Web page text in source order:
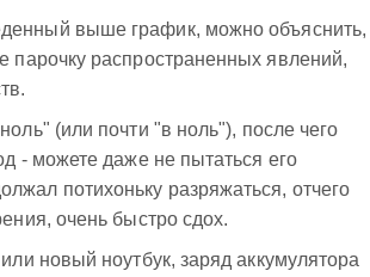
выше график, можно объяснить,
парочку распространенных явлений,
(или почти "в ноль"), после чего
- можете даже не пытаться его
потихоньку разряжаться, отчего
очень быстро сдох.
новый ноутбук, заряд аккумулятора